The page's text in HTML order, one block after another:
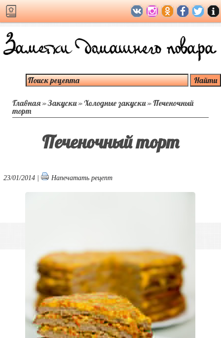
Главная»Закуски»Холодные закуски»Печеночный
торт
Печеночный торт
23/01/2014 | Напечатать рецепт